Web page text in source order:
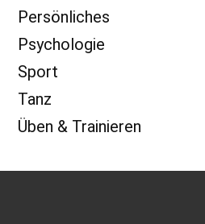
Persönliches
Psychologie
Sport
Tanz
Üben & Trainieren